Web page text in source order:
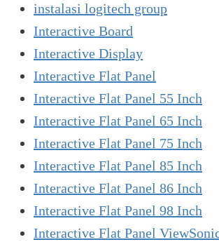
instalasi logitech group
Interactive Board
Interactive Display
Interactive Flat Panel
Interactive Flat Panel 55 Inch
Interactive Flat Panel 65 Inch
Interactive Flat Panel 75 Inch
Interactive Flat Panel 85 Inch
Interactive Flat Panel 86 Inch
Interactive Flat Panel 98 Inch
Interactive Flat Panel